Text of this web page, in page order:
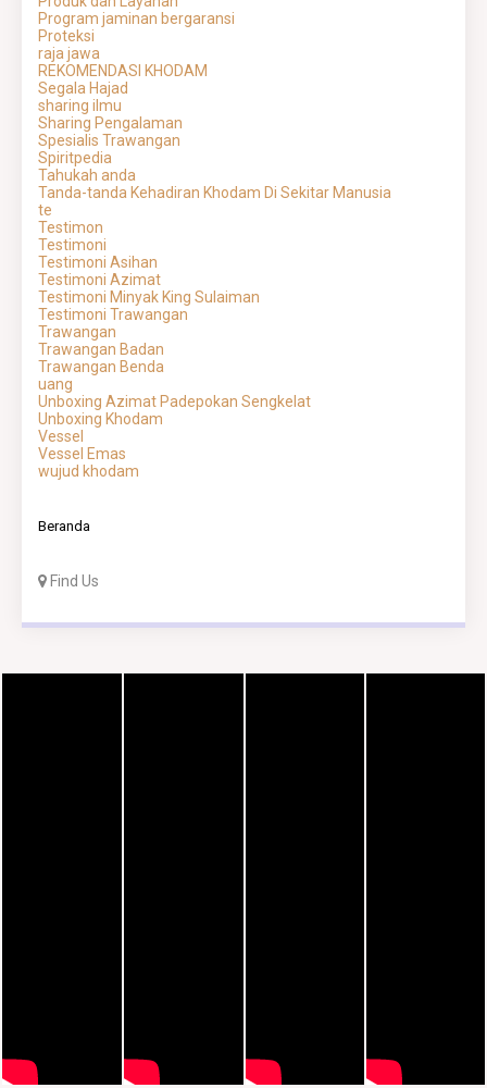
Program jaminan bergaransi
Proteksi
raja jawa
REKOMENDASI KHODAM
Segala Hajad
sharing ilmu
Sharing Pengalaman
Spesialis Trawangan
Spiritpedia
Tahukah anda
Tanda-tanda Kehadiran Khodam Di Sekitar Manusia
te
Testimon
Testimoni
Testimoni Asihan
Testimoni Azimat
Testimoni Minyak King Sulaiman
Testimoni Trawangan
Trawangan
Trawangan Badan
Trawangan Benda
uang
Unboxing Azimat Padepokan Sengkelat
Unboxing Khodam
Vessel
Vessel Emas
wujud khodam
Beranda
Find Us